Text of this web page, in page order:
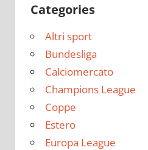
Categories
Altri sport
Bundesliga
Calciomercato
Champions League
Coppe
Estero
Europa League